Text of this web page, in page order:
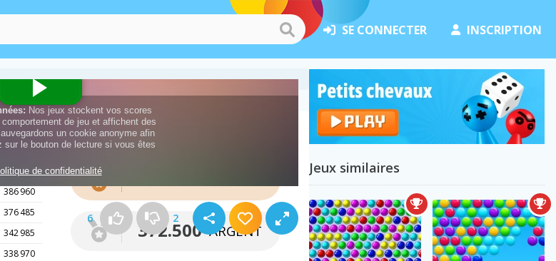
SE CONNECTER INSCRIPTION
6 2
388 700
386 960
376 485
342 985
338 970
Médailles
ARGENT
372.500
Jeux similaires